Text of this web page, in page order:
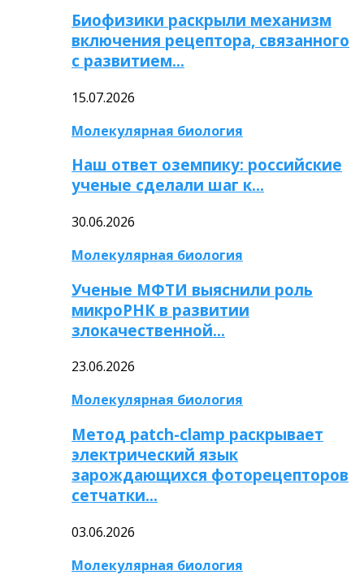
Биофизики раскрыли механизм
включения рецептора, связанного
с развитием…
15.07.2026
Молекулярная биология
Наш ответ оземпику: российские
ученые сделали шаг к…
30.06.2026
Молекулярная биология
Ученые МФТИ выяснили роль
микроРНК в развитии
злокачественной…
23.06.2026
Молекулярная биология
Метод patch-clamp раскрывает
электрический язык
зарождающихся фоторецепторов
сетчатки…
03.06.2026
Молекулярная биология